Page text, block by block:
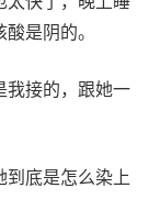
是阴的。
我接的，跟她一
底是怎么染上